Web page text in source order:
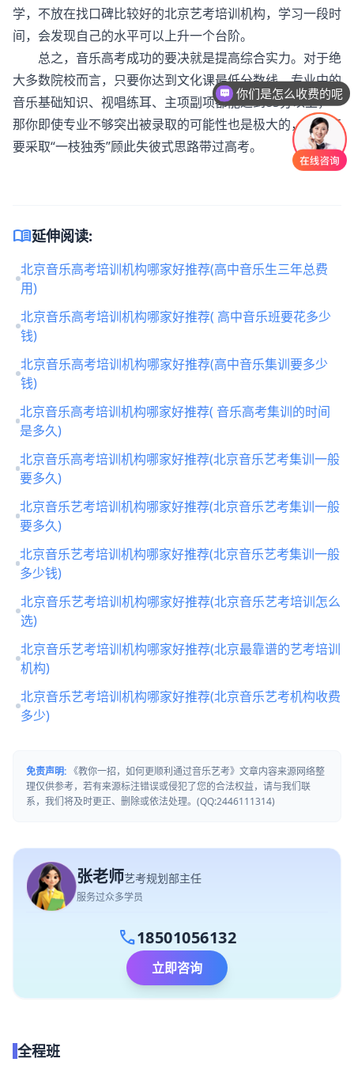
学，不放在找口碑比较好的北京艺考培训机构，学习一段时
间，会发现自己的水平可以上升一个台阶。
总之，音乐高考成功的要决就是提高综合实力。对于绝
大多数院校而言，只要你达到文化课最低分数线，专业中的
音乐基础知识、视唱练耳、主项副项都能达到85分以上，
那你即使专业不够突出被录取的可能性也是极大的，千万不
要采取“一枝独秀”顾此失彼式思路带过高考。
menu_book延伸阅读:
北京音乐高考培训机构哪家好推荐(高中音乐生三年总费
用)
北京音乐高考培训机构哪家好推荐( 高中音乐班要花多少
钱)
北京音乐高考培训机构哪家好推荐(高中音乐集训要多少
钱)
北京音乐高考培训机构哪家好推荐( 音乐高考集训的时间
是多久)
北京音乐高考培训机构哪家好推荐(北京音乐艺考集训一般
要多久)
北京音乐艺考培训机构哪家好推荐(北京音乐艺考集训一般
要多久)
北京音乐艺考培训机构哪家好推荐(北京音乐艺考集训一般
多少钱)
北京音乐艺考培训机构哪家好推荐(北京音乐艺考培训怎么
选)
北京音乐艺考培训机构哪家好推荐(北京最靠谱的艺考培训
机构)
北京音乐艺考培训机构哪家好推荐(北京音乐艺考机构收费
多少)
免责声明: 《教你一招，如何更顺利通过音乐艺考》文章内容来源网络整
理仅供参考，若有来源标注错误或侵犯了您的合法权益，请与我们联
系，我们将及时更正、删除或依法处理。(QQ:2446111314)
张老师艺考规划部主任
服务过众多学员
call18501056132
立即咨询
全程班
你们是怎么收费的呢
现在有优惠活动吗